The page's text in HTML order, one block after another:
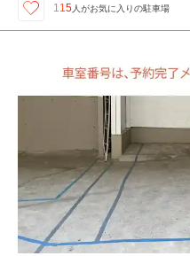
115 人がお気に入りの駐車場